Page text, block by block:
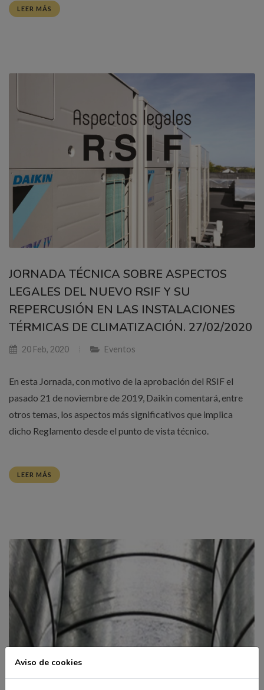
LEER MÁS
JORNADA TÉCNICA SOBRE ASPECTOS
LEGALES DEL NUEVO RSIF Y SU
REPERCUSIÓN EN LAS INSTALACIONES
TÉRMICAS DE CLIMATIZACIÓN. 27/02/2020
20 Feb, 2020 Eventos
En esta Jornada, con motivo de la aprobación del RSIF el
pasado 21 de noviembre de 2019, Daikin comentará, entre
otros temas, los aspectos más significativos que implica
dicho Reglamento desde el punto de vista técnico.
LEER MÁS
Aviso de cookies